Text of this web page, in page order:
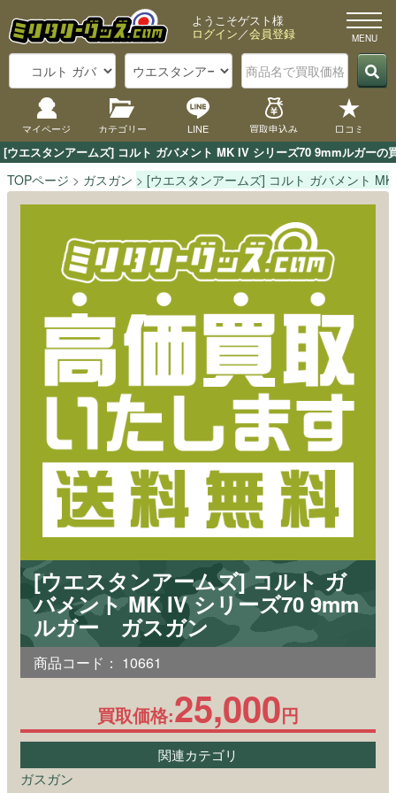
[ウエスタンアームズ] コルト ガバメント MK IV シリーズ70 9mmルガー
ようこそゲスト様
ログイン／会員登録
マイページ カテゴリー LINE 買取申込み 口コミ
TOPページ ガスガン [ウエスタンアームズ] コルト ガバメント
[ウエスタンアームズ] コルト ガ
バメント MK IV シリーズ70 9mm
ルガー ガスガン
商品コード： 10661
買取価格:25,000円
関連カテゴリ
ガスガン